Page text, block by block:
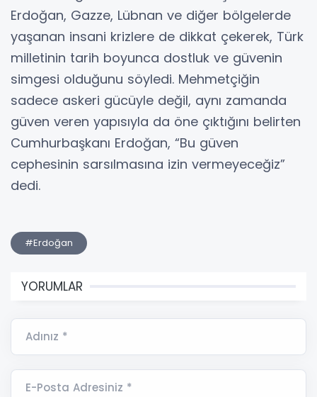
Erdoğan, Gazze, Lübnan ve diğer bölgelerde
yaşanan insani krizlere de dikkat çekerek, Türk
milletinin tarih boyunca dostluk ve güvenin
simgesi olduğunu söyledi. Mehmetçiğin
sadece askeri gücüyle değil, aynı zamanda
güven veren yapısıyla da öne çıktığını belirten
Cumhurbaşkanı Erdoğan, “Bu güven
cephesinin sarsılmasına izin vermeyeceğiz”
dedi.
#Erdoğan
YORUMLAR
Adınız *
E-Posta Adresiniz *